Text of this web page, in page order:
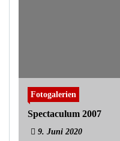
Fotogalerien
Spectaculum 2007
9. Juni 2020